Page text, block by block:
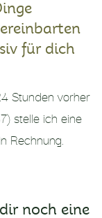
für dich
Stunden vorher
stelle ich eine
Rechnung.
noch eine